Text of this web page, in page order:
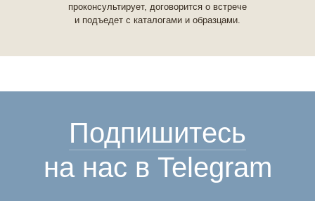
проконсультирует, договорится о встрече
и подъедет с каталогами и образцами.
Подпишитесь
на нас в Telegram